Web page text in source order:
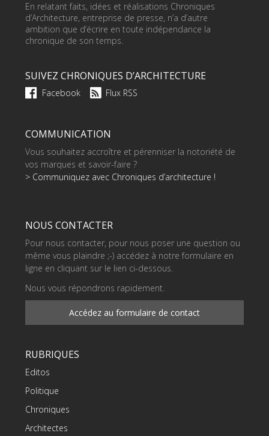
En relatant faits, idées et réalisations Chroniques
d’Architecture, entreprise de presse, n’a d’autre
ambition que d’écrire en toute indépendance la
chronique de son temps.
SUIVEZ CHRONIQUES D’ARCHITECTURE
Facebook Flux RSS
COMMUNICATION
Vous souhaitez accroître et pérenniser la notoriété de
vos marques et savoir-faire ?
> Communiquez avec Chroniques d’architecture !
NOUS CONTACTER
Pour nous contacter, pour nous poser une question ou
même vous plaindre ;-) accédez à notre formulaire en
ligne en cliquant sur le lien ci-dessous.
Nous vous répondrons rapidement.
Accédez au formulaire de contact
RUBRIQUES
Editos
Politique
Chroniques
Architectes